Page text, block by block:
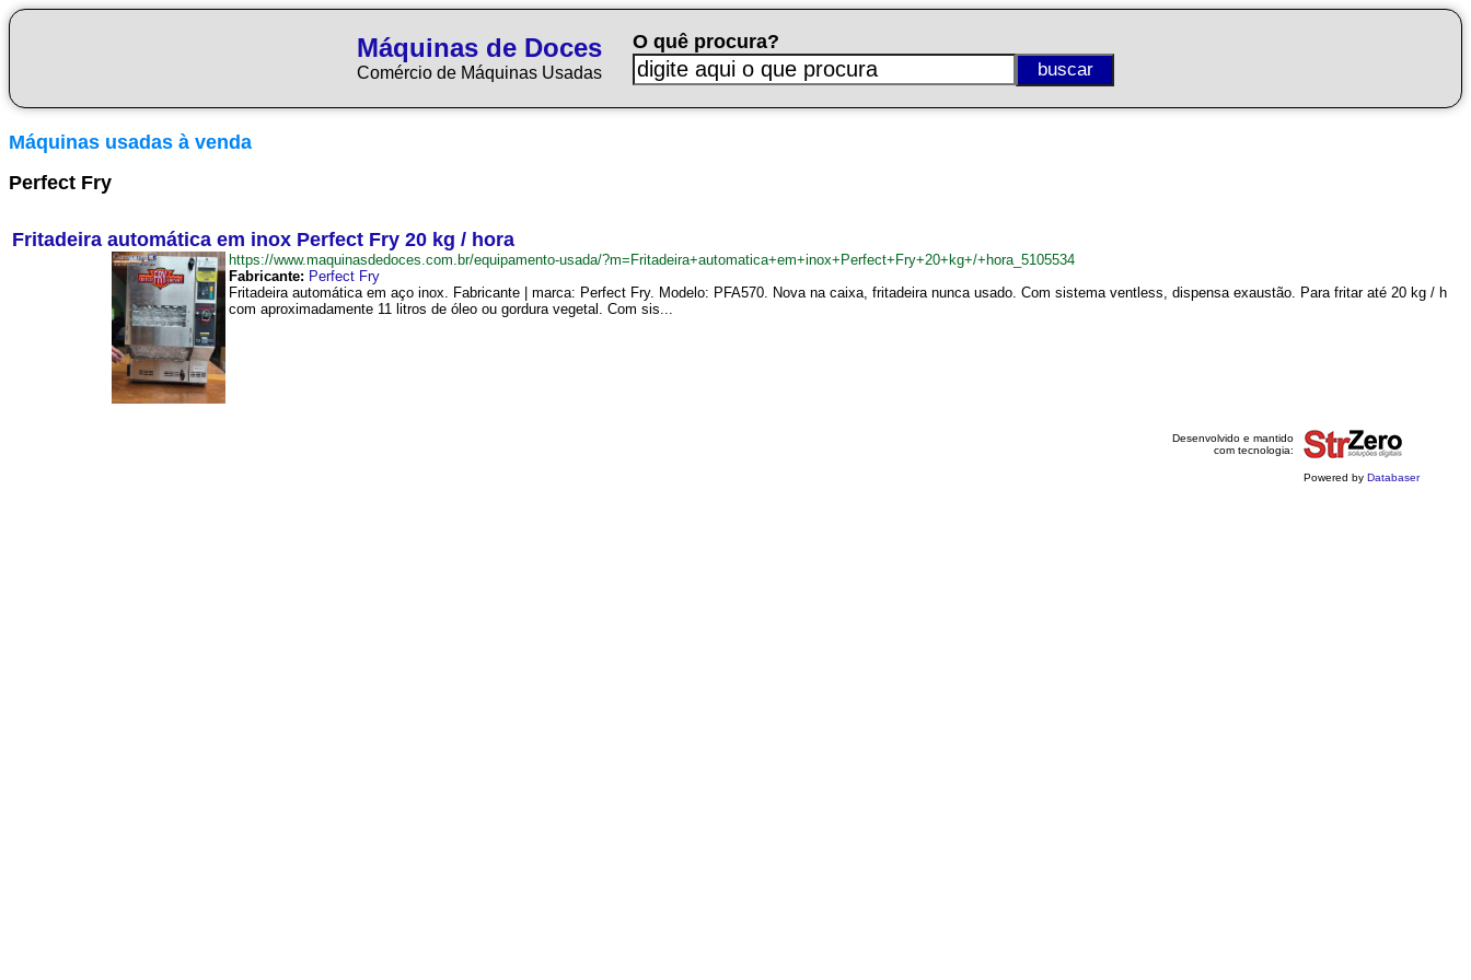
Máquinas de Doces
Comércio de Máquinas Usadas
O quê procura?
Máquinas usadas à venda
Perfect Fry
Fritadeira automática em inox Perfect Fry 20 kg / hora
https://www.maquinasdedoces.com.br/equipamento-usada/?m=Fritadeira+automatica+em+inox+Perfect+Fry+20+kg+/+hora_5105534
Fabricante: Perfect Fry
Fritadeira automática em aço inox. Fabricante | marca: Perfect Fry. Modelo: PFA570. Nova na caixa, fritadeira nunca usado. Com sistema ventless, dispensa exaustão. Para fritar até 20 kg / h
com aproximadamente 11 litros de óleo ou gordura vegetal. Com sis...
Desenvolvido e mantido
com tecnologia:
Powered by Databaser